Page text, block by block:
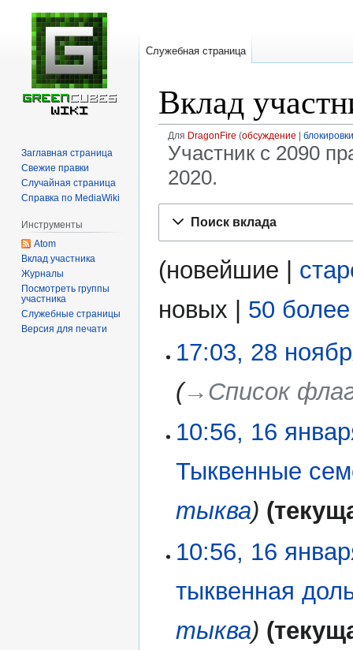
Вклад
Для DragonFire обсуждение блокировки
Участник с 2090
2020.
Поиск вклада
(новейшие |
новых | 50
ноября
17:03, 28
→‎Список
января
10:56, 16
Тыквенные
тыква
10:56, 16
тыквенная
тыква
Служебная страница
Заглавная страница
Свежие правки
Случайная страница
Справка по MediaWiki
Инструменты
Atom
Вклад участника
Журналы
Посмотреть группы
участника
Служебные страницы
Версия для печати